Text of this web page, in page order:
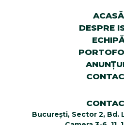
ACASĂ
DESPRE
București, Sector 2, Bd.